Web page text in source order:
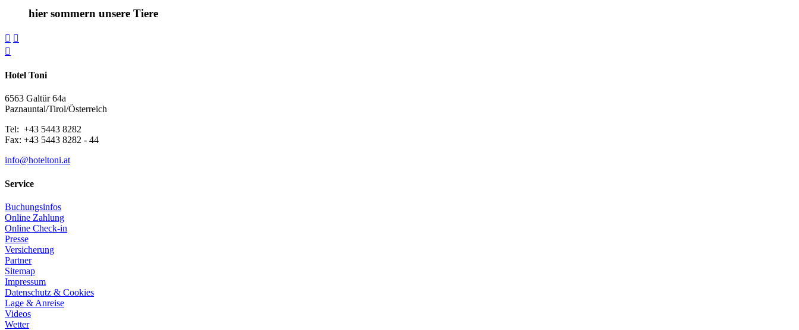
hier sommern unsere Tiere
 

Hotel Toni
6563 Galtür 64a
Paznauntal/Tirol/Österreich
Tel: +43 5443 8282
Fax: +43 5443 8282 - 44
info@hoteltoni.at
Service
Buchungsinfos
Online Zahlung
Online Check-in
Presse
Versicherung
Partner
Sitemap
Impressum
Datenschutz & Cookies
Lage & Anreise
Videos
Wetter